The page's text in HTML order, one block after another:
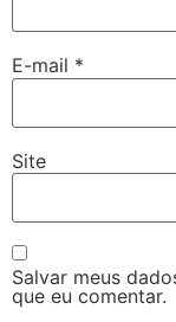
E-mail *
Site
Salvar meus
que eu comentar.